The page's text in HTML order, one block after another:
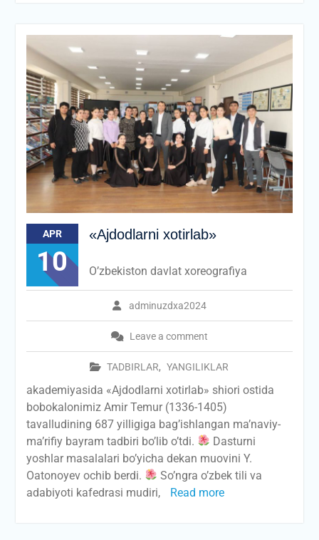
APR
10
«Ajdodlarni xotirlab»
adminuzdxa2024
Leave a comment
TADBIRLAR, YANGILIKLAR
O’zbekiston davlat xoreografiya
akademiyasida «Ajdodlarni xotirlab» shiori ostida
bobokalonimiz Amir Temur (1336-1405)
tavalludining 687 yilligiga bag’ishlangan ma’naviy-
ma’rifiy bayram tadbiri bo’lib o’tdi.
Dasturni
yoshlar masalalari bo’yicha dekan muovini Y.
Oatonoyev ochib berdi.
So’ngra o’zbek tili va
adabiyoti kafedrasi mudiri,
Read more